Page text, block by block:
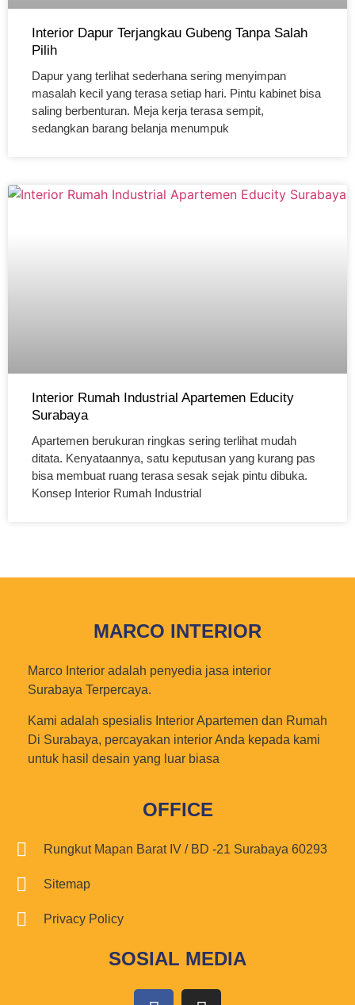
Interior Dapur Terjangkau Gubeng Tanpa Salah
Pilih
Dapur yang terlihat sederhana sering menyimpan
masalah kecil yang terasa setiap hari. Pintu kabinet bisa
saling berbenturan. Meja kerja terasa sempit,
sedangkan barang belanja menumpuk
Interior Rumah Industrial Apartemen Educity
Surabaya
Apartemen berukuran ringkas sering terlihat mudah
ditata. Kenyataannya, satu keputusan yang kurang pas
bisa membuat ruang terasa sesak sejak pintu dibuka.
Konsep Interior Rumah Industrial
MARCO INTERIOR
Marco Interior adalah penyedia jasa interior
Surabaya Terpercaya.
Kami adalah spesialis Interior Apartemen dan Rumah
Di Surabaya, percayakan interior Anda kepada kami
untuk hasil desain yang luar biasa
OFFICE
Rungkut Mapan Barat IV / BD -21 Surabaya 60293
Sitemap
Privacy Policy
SOSIAL MEDIA